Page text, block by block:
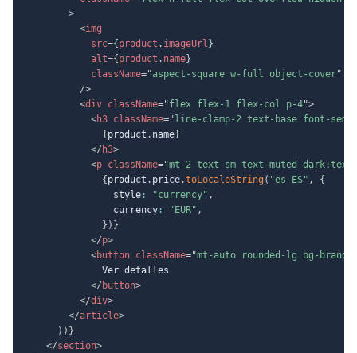
>
<img
src={ product . imageUrl }
alt={ product . name}
className="aspect-square w-full object-cover"
/>
<div className="flex flex-1 flex-col p-4">
<h3 className=" line-clamp-2 text-base font-
{ product . name}
</ h3>
<p className="mt-2 text-sm text-muted
{ product . price.toLocaleString ( "es-ES" ,
{
                style
: "currency" ,
                currency
: "EUR" ,
} ) }
</p>
<button className="mt-auto rounded-lg bg-
              Ver detalles
</ button>
</div>
</article>
) ) }
</section>